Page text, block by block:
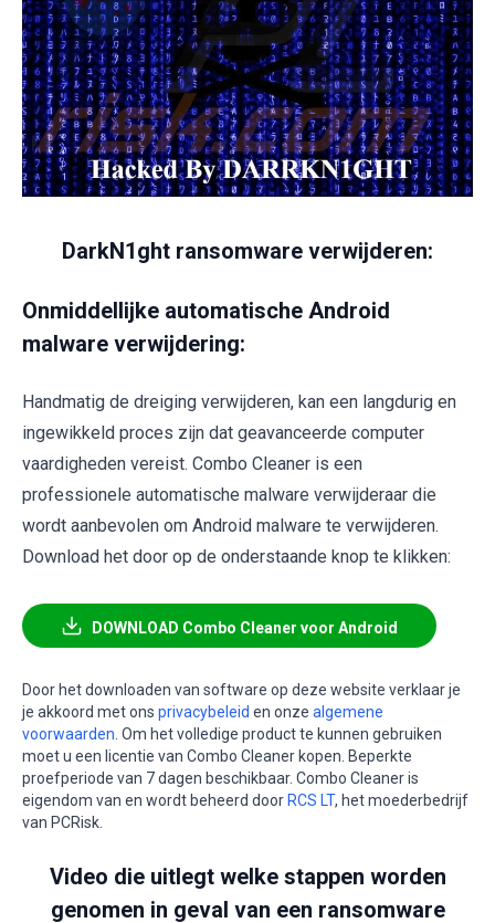
DarkN1ght ransomware verwijderen:
Onmiddellijke automatische Android
malware verwijdering:
Handmatig de dreiging verwijderen, kan een langdurig en
ingewikkeld proces zijn dat geavanceerde computer
vaardigheden vereist. Combo Cleaner is een
professionele automatische malware verwijderaar die
wordt aanbevolen om Android malware te verwijderen.
Download het door op de onderstaande knop te klikken:
DOWNLOAD Combo Cleaner voor Android
Door het downloaden van software op deze website verklaar je
je akkoord met ons privacybeleid en onze algemene
voorwaarden . Om het volledige product te kunnen gebruiken
moet u een licentie van Combo Cleaner kopen. Beperkte
proefperiode van 7 dagen beschikbaar. Combo Cleaner is
eigendom van en wordt beheerd door RCS LT, het moederbedrijf
van PCRisk.
Video die uitlegt welke stappen worden
genomen in geval van een ransomware